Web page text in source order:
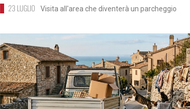
23 LUGLIO Visita all'area che diventerà un parcheggio